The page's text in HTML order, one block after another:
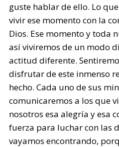
guste hablar de ello. Lo
vivir ese momento con la
Dios. Ese momento y toda
así viviremos de un modo
actitud diferente.
disfrutar de este inmenso
hecho. Cada uno de sus
comunicaremos a los que
nosotros esa alegría y esa
fuerza para luchar con las
vayamos encontrando,